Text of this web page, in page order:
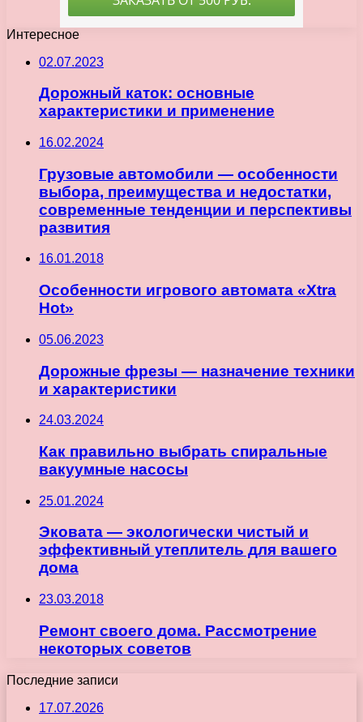
Интересное
02.07.2023
Дорожный каток: основные
характеристики и применение
16.02.2024
Грузовые автомобили — особенности
выбора, преимущества и недостатки,
современные тенденции и перспективы
развития
16.01.2018
Особенности игрового автомата «Xtra
Hot»
05.06.2023
Дорожные фрезы — назначение техники
и характеристики
24.03.2024
Как правильно выбрать спиральные
вакуумные насосы
25.01.2024
Эковата — экологически чистый и
эффективный утеплитель для вашего
дома
23.03.2018
Ремонт своего дома. Рассмотрение
некоторых советов
Последние записи
17.07.2026